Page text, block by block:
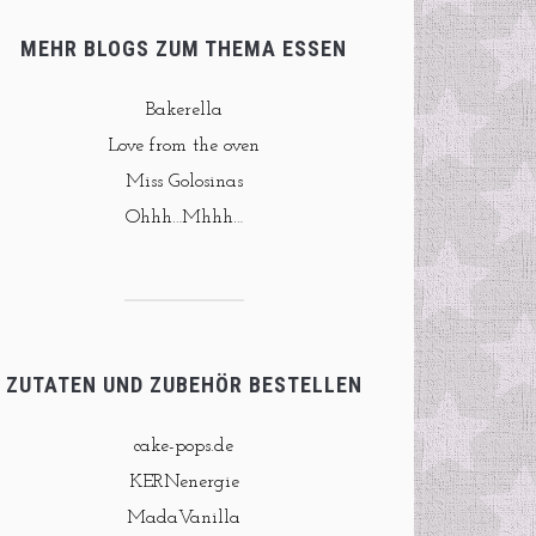
MEHR BLOGS ZUM THEMA ESSEN
Bakerella
Love from the oven
Miss Golosinas
Ohhh…Mhhh…
ZUTATEN UND ZUBEHÖR BESTELLEN
cake-pops.de
KERNenergie
MadaVanilla